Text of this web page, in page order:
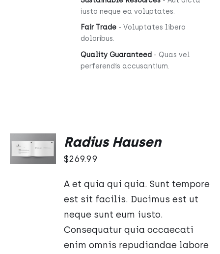
iusto neque ea voluptates.
Fair Trade- Voluptates libero
doloribus.
Quality Guaranteed - Quas vel
perferendis accusantium.
DO
KOSZYKA
/
Radius Hausen
$269.99
A et quia qui quia. Sunt tempore
est sit facilis. Ducimus est ut
neque sunt eum iusto.
Consequatur quia occaecati
enim omnis repudiandae labore